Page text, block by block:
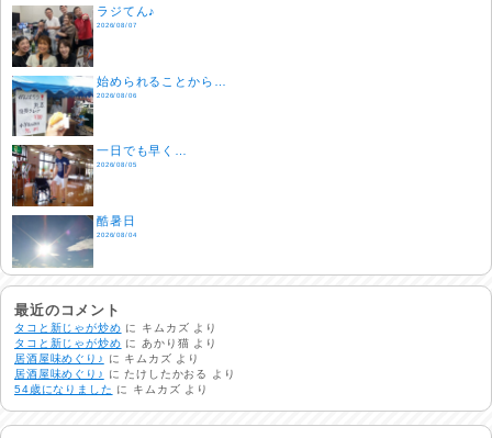
ラジてん♪
2026/08/07
始められることから…
2026/08/06
一日でも早く…
2026/08/05
酷暑日
2026/08/04
明日で一週間
2026/08/03
熱中症注意
2026/08/02
非常時には…
最近のコメント
タコと新じゃが炒め に キムカズ より
タコと新じゃが炒め にあかり猫 より
居酒屋味めぐり♪
に キムカズ より
居酒屋味めぐり♪
にたけしたかおる
より
54歳になりました に キムカズ より